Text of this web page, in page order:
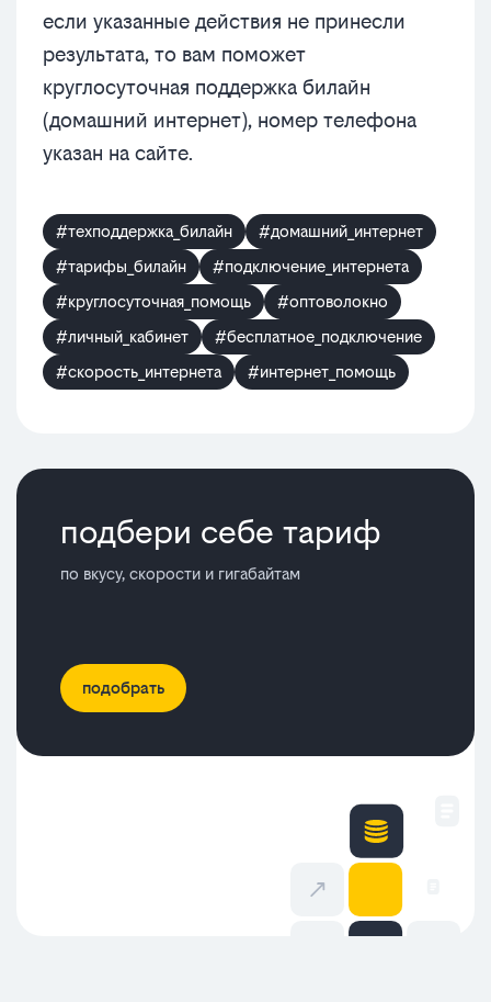
если указанные действия не принесли
результата, то вам поможет
круглосуточная поддержка билайн
(домашний интернет), номер телефона
указан на сайте.
#техподдержка_билайн
#домашний_интернет
#тарифы_билайн
#подключение_интернета
#круглосуточная_помощь
#оптоволокно
#личный_кабинет
#бесплатное_подключение
#скорость_интернета
#интернет_помощь
подбери себе тариф
по вкусу, скорости и гигабайтам
подобрать